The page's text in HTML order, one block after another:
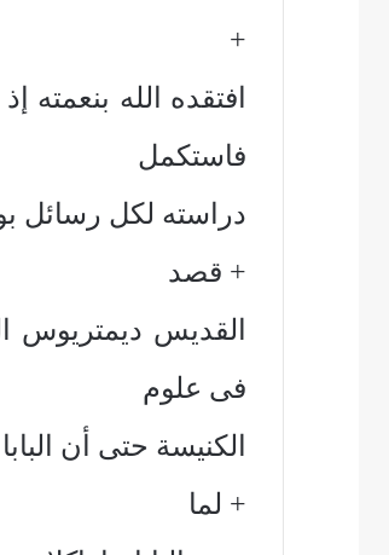
+
افتقده الله
فاستكمل
دراسته لكل رسائل
+ قصد
القديس ديمتريوس
فى علوم
الكنيسة حتى أن
+ لما